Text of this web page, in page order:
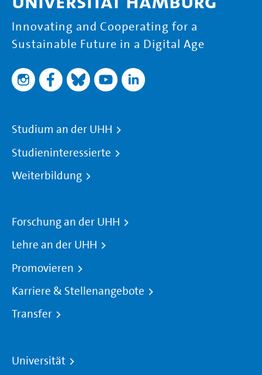
Innovating and Cooperating for a
Sustainable Future in a Digital Age
Studium an der UHH
Studieninteressierte
Weiterbildung
Forschung an der UHH
Lehre an der UHH
Promovieren
Karriere & Stellenangebote
Transfer
Universität